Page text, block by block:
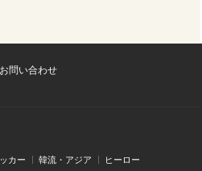
問い合わせ
カー 韓流・アジア ヒーロー